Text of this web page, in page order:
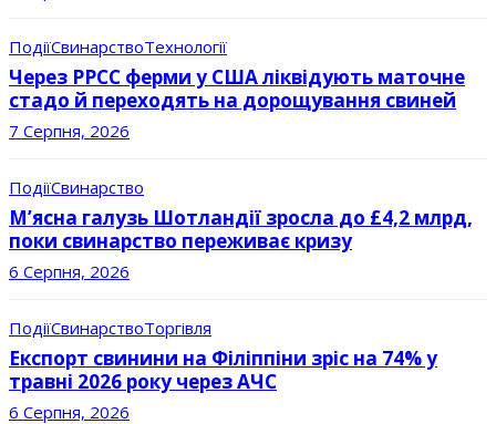
ПодіїСвинарствоТехнології
Через РРСС ферми у США ліквідують маточне
стадо й переходять на дорощування свиней
7 Серпня, 2026
ПодіїСвинарство
М’ясна галузь Шотландії зросла до £4,2 млрд,
поки свинарство переживає кризу
6 Серпня, 2026
ПодіїСвинарствоТоргівля
Експорт свинини на Філіппіни зріс на 74% у
травні 2026 року через АЧС
6 Серпня, 2026